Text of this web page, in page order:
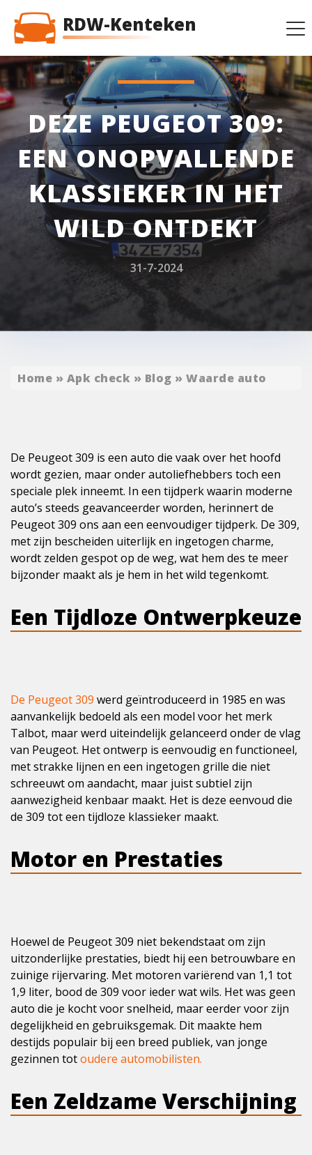
RDW-Kenteken
DEZE PEUGEOT 309:
EEN ONOPVALLENDE
KLASSIEKER IN HET
WILD ONTDEKT
31-7-2024
Home » Apk check » Blog » Waarde auto
De Peugeot 309 is een auto die vaak over het hoofd
wordt gezien, maar onder autoliefhebbers toch een
speciale plek inneemt. In een tijdperk waarin moderne
auto’s steeds geavanceerder worden, herinnert de
Peugeot 309 ons aan een eenvoudiger tijdperk. De 309,
met zijn bescheiden uiterlijk en ingetogen charme,
wordt zelden gespot op de weg, wat hem des te meer
bijzonder maakt als je hem in het wild tegenkomt.
Een Tijdloze Ontwerpkeuze
De Peugeot 309 werd geïntroduceerd in 1985 en was
aanvankelijk bedoeld als een model voor het merk
Talbot, maar werd uiteindelijk gelanceerd onder de vlag
van Peugeot. Het ontwerp is eenvoudig en functioneel,
met strakke lijnen en een ingetogen grille die niet
schreeuwt om aandacht, maar juist subtiel zijn
aanwezigheid kenbaar maakt. Het is deze eenvoud die
de 309 tot een tijdloze klassieker maakt.
Motor en Prestaties
Hoewel de Peugeot 309 niet bekendstaat om zijn
uitzonderlijke prestaties, biedt hij een betrouwbare en
zuinige rijervaring. Met motoren variërend van 1,1 tot
1,9 liter, bood de 309 voor ieder wat wils. Het was geen
auto die je kocht voor snelheid, maar eerder voor zijn
degelijkheid en gebruiksgemak. Dit maakte hem
destijds populair bij een breed publiek, van jonge
gezinnen totoudere automobilisten.
Een Zeldzame Verschijning